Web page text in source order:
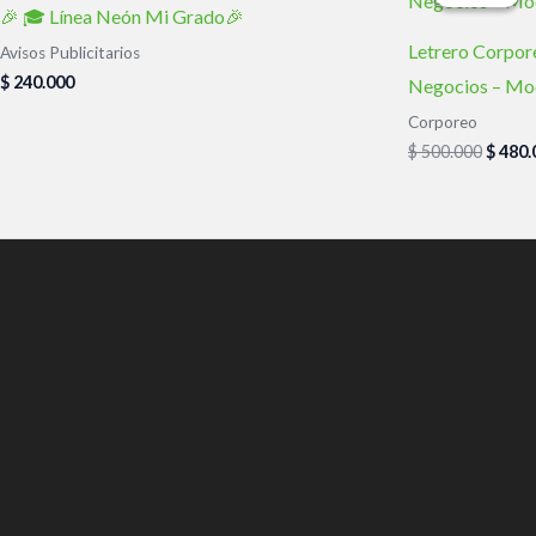
🎉 🎓 Línea Neón Mi Grado🎉
Avisos Publicitarios
$ 240.000
Letrero
Negocios –
Corporeo
$500.000
$
$